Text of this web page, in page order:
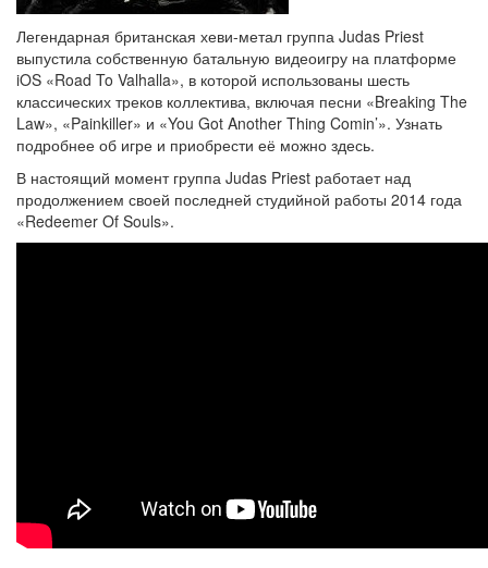
Легендарная британская хеви-метал группа Judas Priest
выпустила собственную батальную видеоигру на платформе
iOS «Road To Valhalla», в которой использованы шесть
классических треков коллектива, включая песни «Breaking The
Law», «Painkiller» и «You Got Another Thing Comin’». Узнать
подробнее об игре и приобрести её можно здесь.
В настоящий момент группа Judas Priest работает над
продолжением своей последней студийной работы 2014 года
«Redeemer Of Souls».